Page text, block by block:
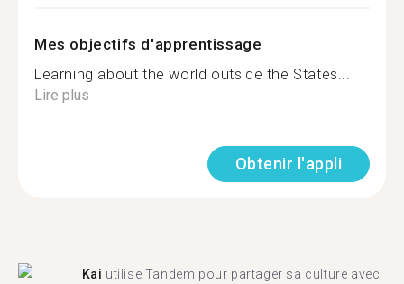
Mes objectifs d'apprentissage
Learning about the world outside the States...
Lire plus
Obtenir l'appli
Kai utilise Tandem pour partager sa culture avec